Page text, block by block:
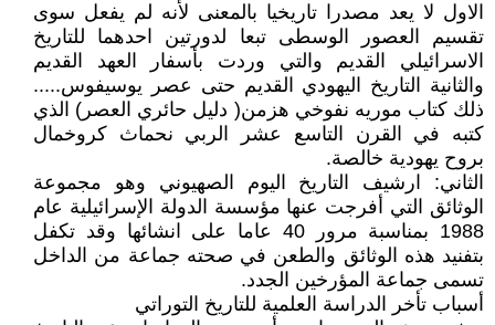
الاول لا يعد مصدرا تاريخيا بالمعنى لأنه لم يفعل سوى
تقسيم العصور الوسطى تبعا لدورتين احدهما للتاريخ
الاسرائيلي القديم والتي وردت بأسفار العهد القديم
والثانية التاريخ اليهودي القديم حتى عصر يوسيفوس.....
ذلك كتاب موريه نفوخي هزمن( دليل حائري العصر) الذي
كتبه في القرن التاسع عشر الربي نحماث كروخمال
بروح يهودية خالصة.
الثاني: ارشيف التاريخ اليوم الصهيوني وهو مجموعة
الوثائق التي أفرجت عنها مؤسسة الدولة الإسرائيلية عام
1988 بمناسبة مرور 40 عاما على انشائها وقد تكفل
بتفنيد هذه الوثائق والطعن في صحته جماعة من الداخل
تسمى جماعة المؤرخين الجدد.
أسباب تأخر الدراسة العلمية للتاريخ التوراتي